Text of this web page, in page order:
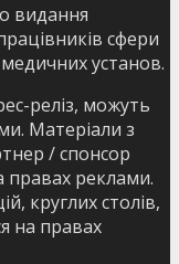
видання
сфери
установ.
реліз, можуть
Матеріали з
/ спонсор
правах реклами.
круглих столів,
на правах